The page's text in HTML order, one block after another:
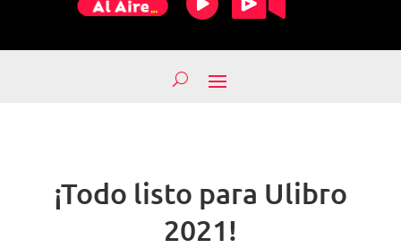
¡Todo listo para Ulibro
2021!